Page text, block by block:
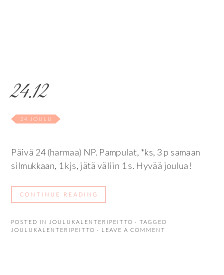
24.12
24 JOULU
Päivä 24 (harmaa) NP. Pampulat, *ks, 3 p samaan
silmukkaan, 1 kjs, jätä väliin 1 s. Hyvää joulua!
CONTINUE READING
POSTED IN JOULUKALENTERIPEITTO · TAGGED
JOULUKALENTERIPEITTO · LEAVE A COMMENT